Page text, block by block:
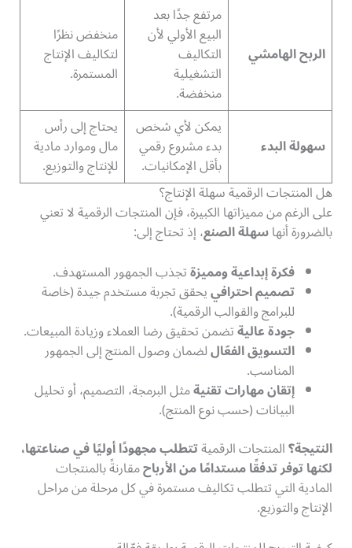
الربح الهامشي
مرتفع جدًا بعد
البيع الأولي لأن
التكاليف
التشغيلية
منخفضة.
منخفض نظرًا
لتكاليف الإنتاج
المستمرة.
سهولة البدء
يمكن لأي شخص
بدء مشروع رقمي
بأقل الإمكانيات.
يحتاج إلى رأس
مال وموارد مادية
للإنتاج والتوزيع.
هل المنتجات الرقمية سهلة الإنتاج؟
على الرغم من مميزاتها الكبيرة، فإن المنتجات الرقمية لا تعني
بالضرورة أنهاسهلة الصنع، إذ تحتاج إلى:
فكرة إبداعية ومميزةتجذب الجمهور المستهدف.
تصميم احترافييحقق تجربة مستخدم جيدة (خاصة
للبرامج والقوالب الرقمية).
جودة عاليةتضمن تحقيق رضا العملاء وزيادة المبيعات.
التسويق الفعّاللضمان وصول المنتج إلى الجمهور
المناسب.
إتقان مهارات تقنيةمثل البرمجة، التصميم، أو تحليل
البيانات (حسب نوع المنتج).
النتيجة؟المنتجات الرقميةتتطلب مجهودًا أوليًا في صناعتها،
لكنها توفر تدفقًا مستدامًا من الأرباحمقارنةً بالمنتجات
المادية التي تتطلب تكاليف مستمرة في كل مرحلة من مراحل
الإنتاج والتوزيع.